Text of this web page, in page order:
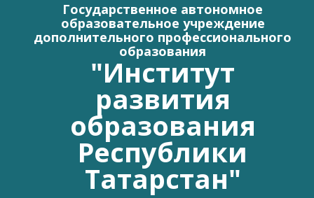
Государственное автономное
образовательное учреждение
дополнительного профессионального
образования
"Институт
развития
образования
Республики
Татарстан"